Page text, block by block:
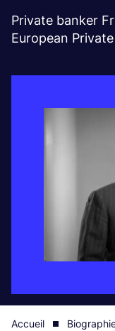
Private banker
European
Accueil